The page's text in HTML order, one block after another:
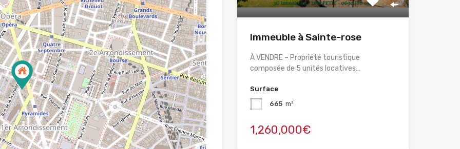
Immeuble à Sainte-rose
À VENDRE – Propriété touristique
composée de 5 unités locatives…
Surface
665 m²
1,260,000€